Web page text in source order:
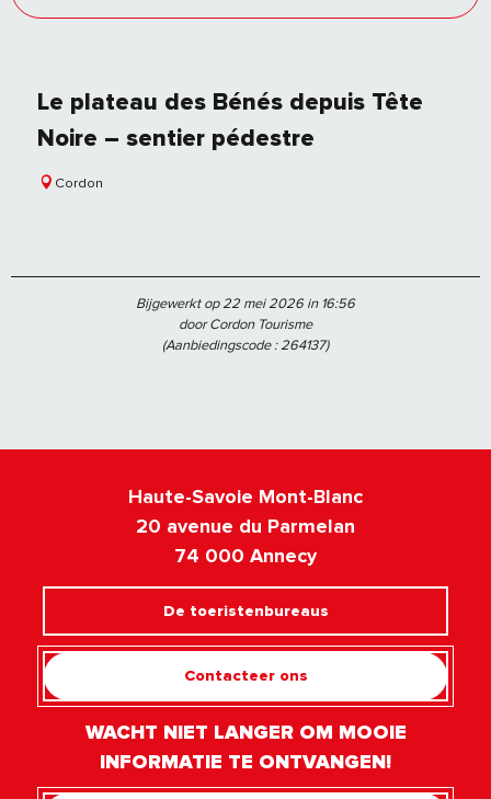
Le plateau des Bénés depuis Tête
Noire – sentier pédestre
Cordon
Bijgewerkt op 22 mei 2026 in 16:56
door Cordon Tourisme
(Aanbiedingscode :264137)
Haute-Savoie Mont-Blanc
20 avenue du Parmelan
74 000 Annecy
De toeristenbureaus
Contacteer ons
WACHT NIET LANGER OM MOOIE
INFORMATIE TE ONTVANGEN!